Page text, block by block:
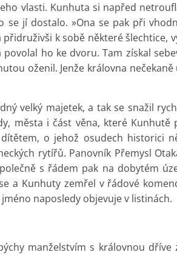
vlasti. Kunhuta si napřed
se jí dostalo. »Ona se pak při
k sobě některé šlechtice,
povolal ho ke dvoru. Tam získal
oženil. Jenže královna
velký majetek, a tak se snažil
města i část věna, které
dítětem, o jehož osudech historici
rytířů. Panovník Přemysl
s řádem pak na dobytém
a Kunhuty zemřel v řádové
naposledy objevuje v listinách.
manželstvím s královnou